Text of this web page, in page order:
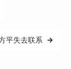
平失去联系